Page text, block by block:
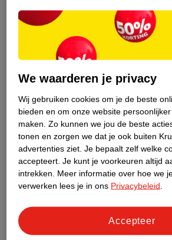
Kruidvat is een erkend specialist in
zelfzorg, ook online. Wat je
gezondheidsvraag ook is, stel hem aan
Stel je gezondheidsvraag
Ook in deze winkel
Kruidvat.nl ophaalpunt
Laat je bestelling snel en
We waarderen je privacy
Wij gebruiken cookies om je de beste
bieden en om onze website
maken. Zo kunnen we jou de beste
tonen en zorgen we dat je ook buiten
advertenties ziet. Je bepaalt zelf welke
accepteert. Je kunt je voorkeuren altijd
intrekken.
Meer informatie over hoe we
verwerken lees je in ons Privacybeleid
Accepteer